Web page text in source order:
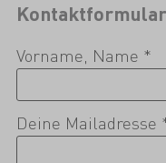
Kontaktformular
Vorname, Name *
Deine Mailadresse